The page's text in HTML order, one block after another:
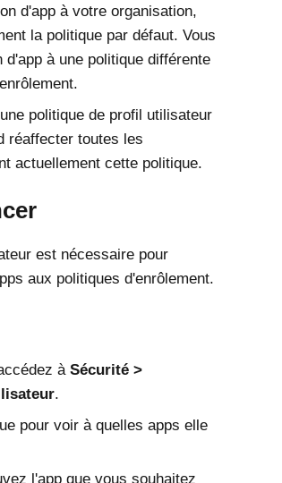
d'app à votre organisation,
la politique par défaut. Vous
à une politique différente
politique de profil utilisateur
réaffecter toutes les
actuellement cette politique.
est nécessaire pour
aux politiques d'enrôlement.
à Sécurité
.
pour voir à quelles apps elle
l'app que vous souhaitez